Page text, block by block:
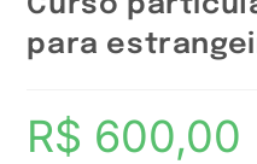
para
R$ 600,00